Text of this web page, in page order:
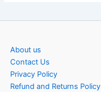
About us
Contact Us
Privacy Policy
Refund and Returns Policy